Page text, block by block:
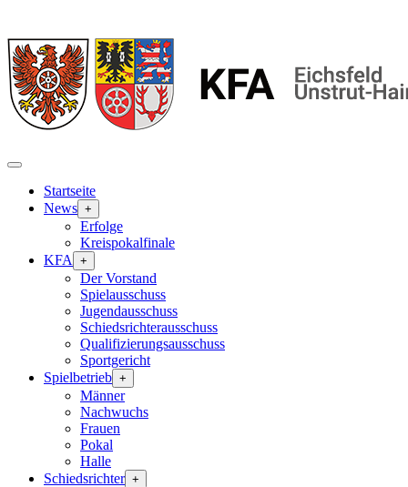
Startseite
News +
Erfolge
Kreispokalfinale
KFA
+
Der Vorstand
Spielausschuss
Jugendausschuss
Schiedsrichterausschuss
Qualifizierungsausschuss
Sportgericht
Spielbetrieb +
Männer
Nachwuchs
Frauen
Pokal
Halle
Schiedsrichter +